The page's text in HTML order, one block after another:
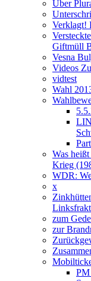
Über
Verklagt!
Giftmüll
Vesna
Videos
vidtest
Wahl
Was
Krieg
WDR:
x
zum
zur
PM